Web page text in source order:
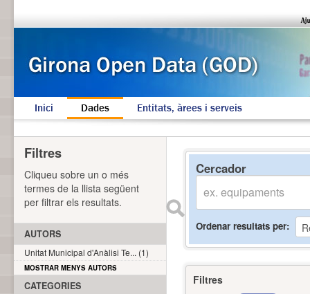
Inici Dades Entitats, àrees i serveis
Cercador
Ordenar resultats per
Filtres
Filtres
Cliqueu sobre un o més
termes de la llista següent
per filtrar els resultats.
AUTORS
Unitat Municipal d'Anàlisi Te... (1)
MOSTRAR MENYS AUTORS
CATEGORIES